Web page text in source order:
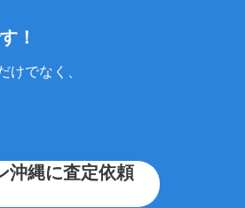
！
でなく、
沖縄に査定依頼